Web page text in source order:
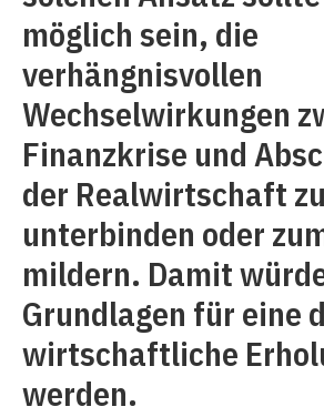
möglich sein, die
verhängnisvollen
Wechselwirkungen
Finanzkrise und
der Realwirtschaft zu
unterbinden oder
mildern. Damit
Grundlagen für eine
wirtschaftliche
werden.